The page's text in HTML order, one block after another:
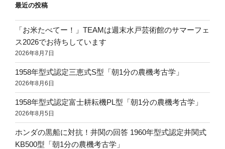
最近の投稿
「お米たべてー！」TEAMは週末水戸芸術館のサマーフェ
ス2026でお待ちしています
2026年8月7日
1958年型式認定三恵式S型「朝1分の農機考古学」
2026年8月6日
1958年型式認定富士耕耘機PL型「朝1分の農機考古学」
2026年8月5日
ホンダの黒船に対抗！井関の回答 1960年型式認定井関式
KB500型「朝1分の農機考古学」